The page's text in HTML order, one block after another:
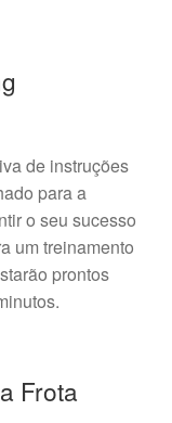
de instruções
para a
o seu sucesso
um treinamento
prontos
Frota